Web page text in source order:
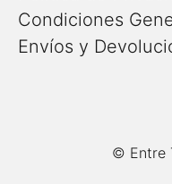
Condiciones
Envíos y
© Entre